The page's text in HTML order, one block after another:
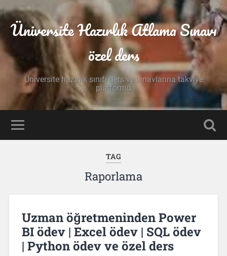
Üniversite Hazırlık Atlama Sınavı
özel ders
Üniversite hazırlık sınıfı ders ve sınavlarına takviye
platformu
TAG
Raporlama
Uzman öğretmeninden Power
BI ödev | Excel ödev | SQL ödev
| Python ödev ve özel ders